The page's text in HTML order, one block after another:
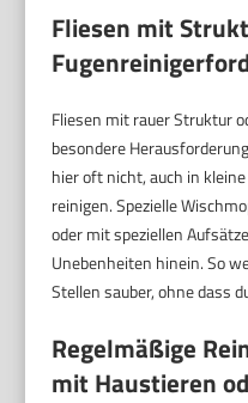
Fliesen mit
Fliesen mit rauer Struktur
besondere
hier oft nicht, auch in
reinigen. Spezielle
oder mit speziellen
Unebenheiten hinein. So
Stellen sauber, ohne dass
Regelmäßige
mit Haustieren